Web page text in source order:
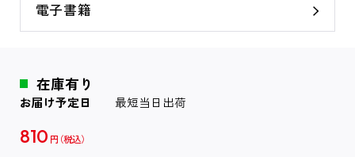
電子書籍
在庫有り
お届け予定日 最短当日出荷
810 円